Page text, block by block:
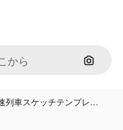
画像で
列車スケッチテンプレ…